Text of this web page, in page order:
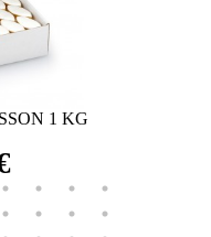
1 KG